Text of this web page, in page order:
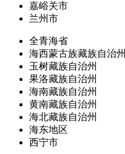
嘉峪关市
兰州市
全青海省
海西蒙古族藏族自治州
玉树藏族自治州
果洛藏族自治州
海南藏族自治州
黄南藏族自治州
海北藏族自治州
海东地区
西宁市